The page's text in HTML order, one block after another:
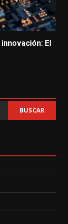
El
BUSCAR